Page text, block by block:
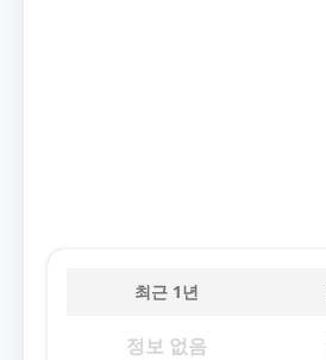
최근 1년
정보 없음